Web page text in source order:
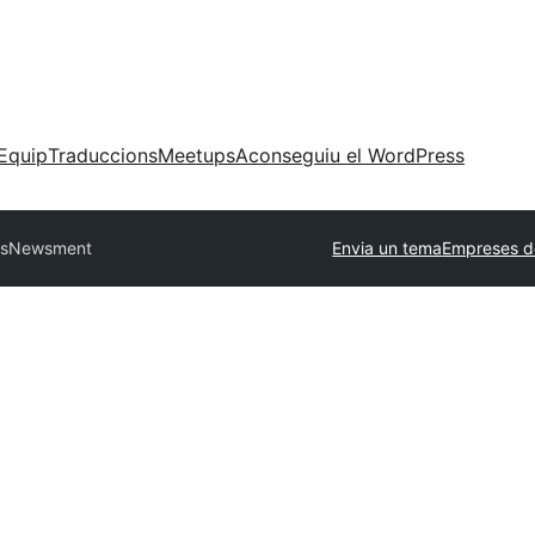
TraduccionsMeetupsAconseguiu el WordPress
Newsment Envia un temaEmpreses